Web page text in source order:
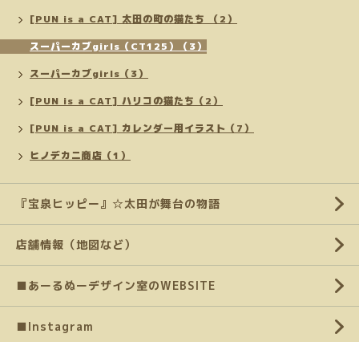
[PUN is a CAT] 太田の町の猫たち （2）
スーパーカブgirls（CT125）（3）
スーパーカブgirls（3）
[PUN is a CAT] ハリコの猫たち（2）
[PUN is a CAT] カレンダー用イラスト（7）
ヒノデカニ商店（1）
『宝泉ヒッピー』☆太田が舞台の物語
店舗情報（地図など）
■あーるぬーデザイン室のWEBSITE
■Instagram